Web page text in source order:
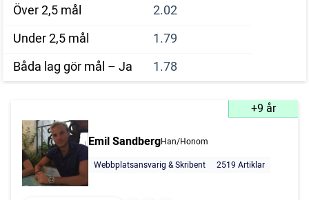
Över 2,5 mål
2.02
Under 2,5 mål
1.79
Båda lag gör mål – Ja
1.78
+9 år
Emil SandbergHan/Honom
Webbplatsansvarig & Skribent
2519 Artiklar